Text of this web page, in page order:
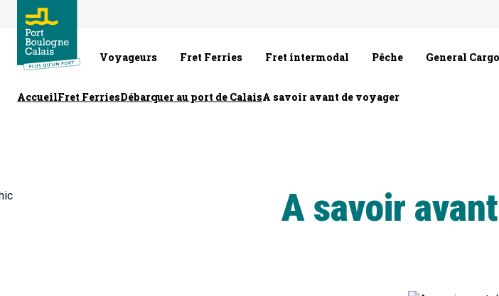
Voyageurs Fret Ferries Fret intermodal Pêche General Cargo
AccueilFret FerriesDébarquer au port de CalaisA savoir avant de voyager
A savoir